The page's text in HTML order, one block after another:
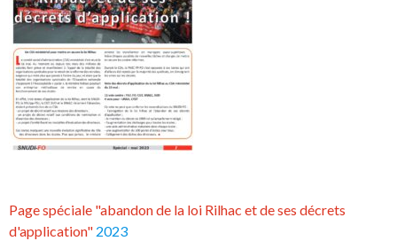
Page spéciale "abandon de la loi Rilhac et de ses décrets
d'application" 2023